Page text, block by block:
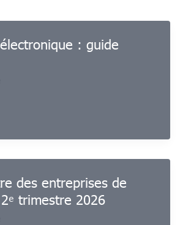
: guide
des entreprises de
trimestre 2026